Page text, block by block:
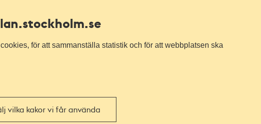
.stockholm.se
för att sammanställa statistik och för att webbplatsen ska
vilka kakor vi får använda